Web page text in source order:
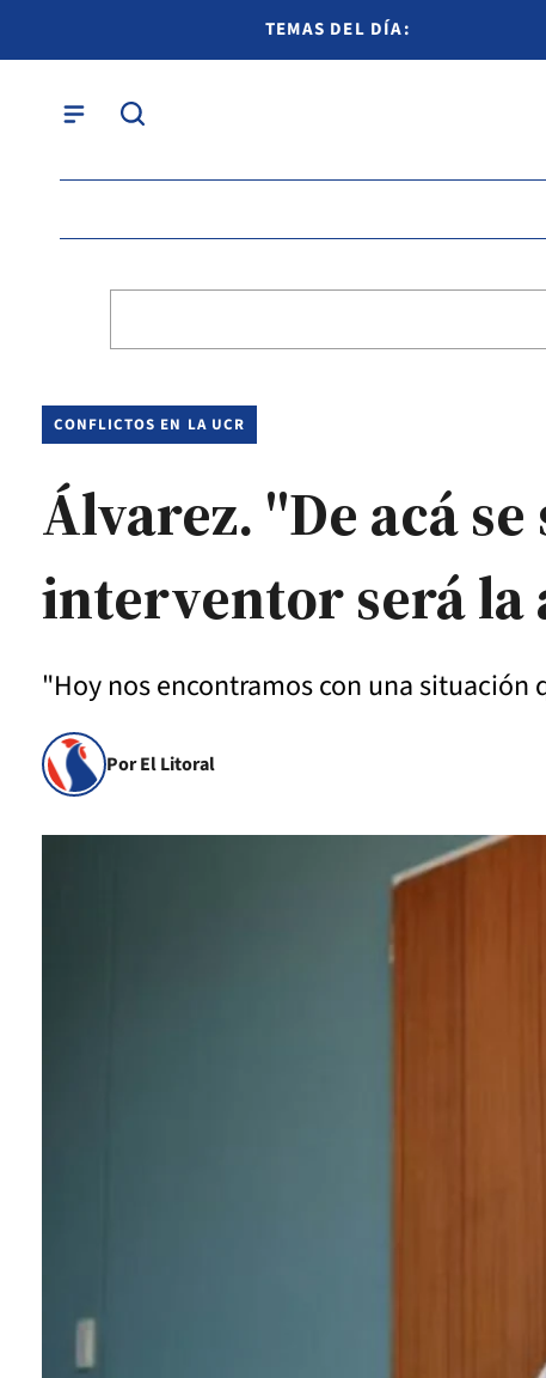
TEMAS DEL DÍA:
CONFLICTOS EN LA UCR
Álvarez. "De acá
interventor será la
"Hoy nos encontramos con una situación
Por El Litoral